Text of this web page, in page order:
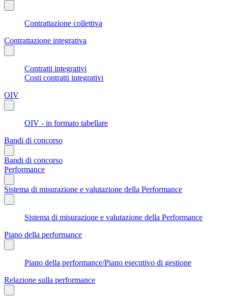
Contrattazione collettiva
Contrattazione integrativa
Contratti integrativi
Costi contratti integrativi
OIV
OIV - in formato tabellare
Bandi di concorso
Bandi di concorso
Performance
Sistema di misurazione e valutazione della Performance
Sistema di misurazione e valutazione della Performance
Piano della performance
Piano della performance/Piano esecutivo di gestione
Relazione sulla performance